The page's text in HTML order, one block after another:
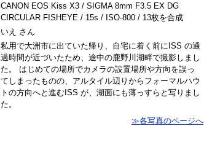
CANON EOS Kiss X3 / SIGMA 8mm F3.5 EX DG
CIRCULAR FISHEYE / 15s / ISO-800 / 13枚を合成
いえ さん
私用で大洲市に出ていた帰り、自宅に着く前にISS の通
過時間が近づいたため、途中の鹿野川湖畔で撮影しまし
た。 はじめての場所でカメラの設置場所や方向を誤っ
てしまったものの、アルタイル辺りからフォーマルハウ
トの方向へと進むISS が、湖面にも薄っすらと写りまし
た。
≫各写真のページへ